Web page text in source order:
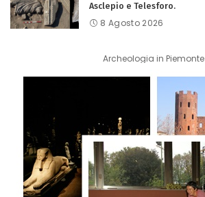
Asclepio e Telesforo.
8 Agosto 2026
Archeologia in Piemonte